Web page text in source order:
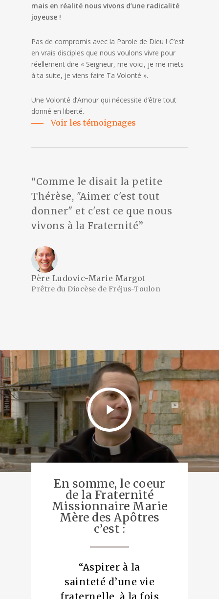
mais en réalité nous vivons d’une radicalité
joyeuse !
Pas de compromis avec la Parole de Dieu ! C’est
en vrais disciples que nous voulons vivre pour
réellement dire « Seigneur, me voici, je me mets
à ta suite, je viens faire Ta Volonté ».
Une Volonté d’Amour qui nécessite d’être tout
donné en liberté.
Voir les témoignages
“Comme le disait la petite
Thérèse, "Aimer c'est tout
donner" et c'est ce que nous
vivons à la Fraternité”
Père Ludovic-Marie Margot
Prêtre du Diocèse de Fréjus-Toulon
En somme, le coeur
de la Fraternité
Missionnaire Marie
Mère des Apôtres
c’est :
“Aspirer à la
sainteté d’une vie
fraternelle, à la fois